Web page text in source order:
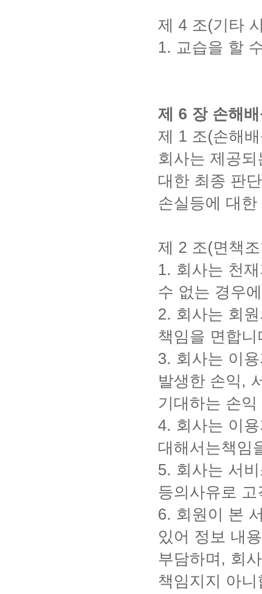
제 4 조(기타
1. 교습을 할
제 6 장 손해
제
1 조(손해
회사는 제공
대한 최종 판
손실등에 대
제 2 조(면책
1. 회사는 천
수 없는 경우
2. 회사는 회
책임을 면합니
3. 회사는 이
발생한 손익 ,
기대하는 손
4. 회사는 이
대해서는책임
5. 회사는 서
등의사유로
6. 회원이 본
있어 정보 내
부담하며 , 회
책임지지 아니